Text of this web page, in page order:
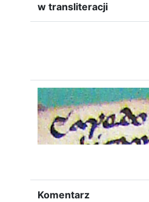
w transliteracji
Komentarz